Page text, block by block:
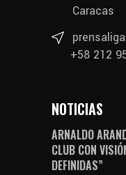
Caracas
+58 212
NOTICIAS
ARNALDO
CLUB CON
DEFINIDAS”